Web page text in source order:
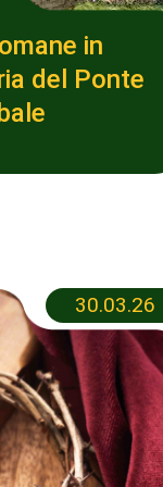
in
del Ponte
30.03.26